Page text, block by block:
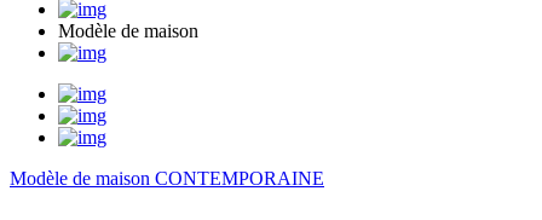
Modèle de maison
Modèle de maison CONTEMPORAINE